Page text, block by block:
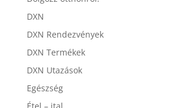
DXN
DXN Rendezvények
DXN Termékek
DXN Utazások
Egészség